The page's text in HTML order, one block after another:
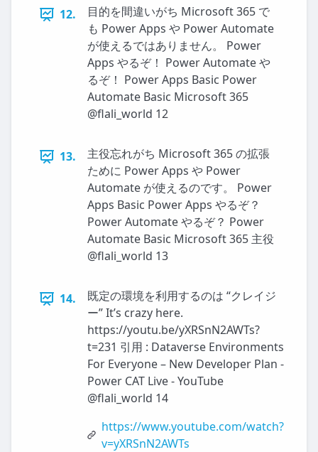
12.
目的を間違いがち Microsoft 365 で
も Power Apps や Power Automate
が使えるではありません。 Power
Apps やるぞ！ Power Automate や
るぞ！ Power Apps Basic Power
Automate Basic Microsoft 365
@flali_world 12
13.
主役忘れがち Microsoft 365 の拡張
ために Power Apps や Power
Automate が使えるのです。 Power
Apps Basic Power Apps やるぞ？
Power Automate やるぞ？ Power
Automate Basic Microsoft 365 主役
@flali_world 13
14.
既定の環境を利用するのは “クレイジ
ー” It’s crazy here.
https://youtu.be/yXRSnN2AWTs?
t=231 引用 : Dataverse Environments
For Everyone – New Developer Plan -
Power CAT Live - YouTube
@flali_world 14
https://www.youtube.com/watch?
v=yXRSnN2AWTs